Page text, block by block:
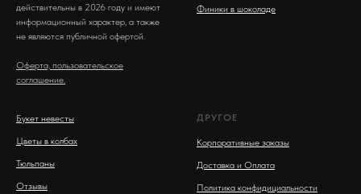
действительны в 2026 году и имеют
информационный характер, а также
не являются публичной офертой.
Оферта, пользовательское
соглашение.
Финики в шоколаде
Букет невесты
Цветы в колбах
Тюльпаны
Отзывы
ДРУГОЕ
Корпоративные заказы
Доставка и Оплата
Политика конфидициальности